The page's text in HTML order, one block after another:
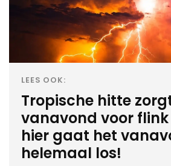
LEES OOK:
Tropische hitte
vanavond voor flink
hier gaat het
helemaal los!